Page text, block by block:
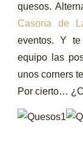
quesos.
Casona de
eventos. Y
equipo las
unos corners
Por cierto…